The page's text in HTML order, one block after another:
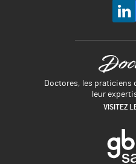
Doctores, les praticiens
leur
VISITEZ